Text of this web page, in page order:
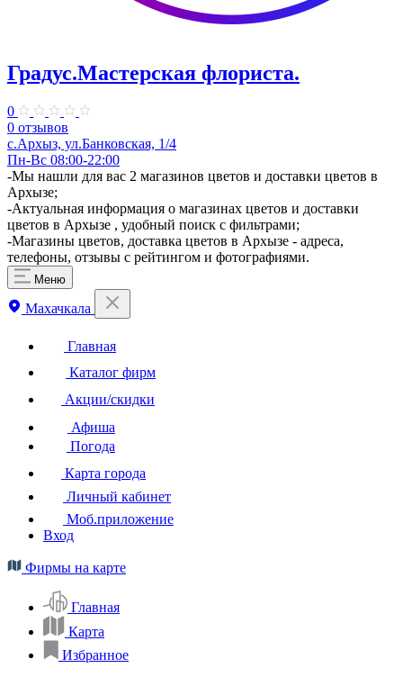
Градус.Мастерская флориста.
0
0 отзывов
с.Архыз, ул.Банковская, 1/4
Пн-Вс 08:00-22:00
-Мы нашли для вас 2 магазинов цветов и доставки цветов в
Архызе;
-Актуальная информация о магазинах цветов и доставки
цветов в Архызе , удобный поиск с фильтрами;
-Магазины цветов, доставка цветов в Архызе - адреса,
телефоны, отзывы с рейтингом и фотографиями.
Меню
Махачкала
Главная
Каталог фирм
Акции/скидки
Афиша
Погода
Карта города
Личный кабинет
Моб.приложение
Вход
Фирмы на карте
Главная
Карта
Избранное